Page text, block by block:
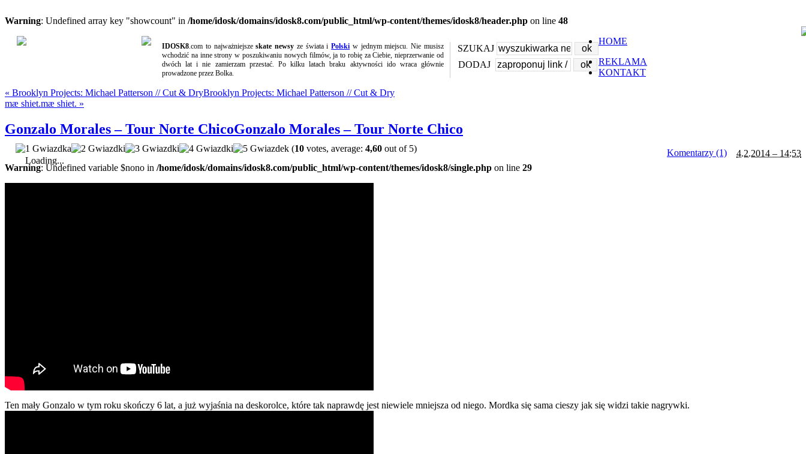
Warning: Undefined array key "showcount" in /home/idosk/domains/idosk8.com/public_html/wp-content/themes/idosk8/header.php on line 48
IDOSK8.com to najważniejszeskate newsy ze świata iPolski w jednym miejscu. Nie musisz
wchodzić na inne strony w poszukiwaniu nowych filmów, ja to robię za Ciebie, nieprzerwanie od
dwóch lat i nie zamierzam przestać. Po kilku latach braku aktywności ido wraca głównie
prowadzone przez Bolka.
SZUKAJ
DODAJ
HOME
REKLAMA
KONTAKT
« Brooklyn Projects: Michael Patterson // Cut & DryBrooklyn Projects: Michael Patterson // Cut & Dry
mæ shiet.mæ shiet. »
Gonzalo Morales – Tour Norte ChicoGonzalo Morales – Tour Norte Chico
(10 votes, average: 4,60 out of 5)
Loading...
Komentarzy (1)
4.2.2014 – 14:53
Warning: Undefined variable $nono in /home/idosk/domains/idosk8.com/public_html/wp-content/themes/idosk8/single.php on line 29
Ten mały Gonzalo w tym roku skończy 6 lat, a już wyjaśnia na deskorolce, które tak naprawdę jest niewiele mniejsza od niego. Mordka się sama cieszy jak się widzi takie nagrywki.